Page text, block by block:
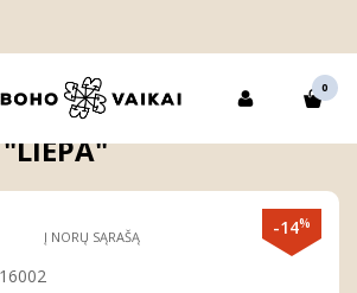
0
"Liepa"
SUKNELĖ
-14%
Į NORŲ SĄRAŠĄ